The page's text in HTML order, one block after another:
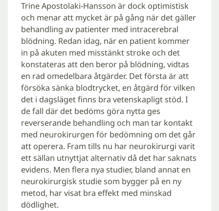
Trine Apostolaki-Hansson är dock optimistisk
och menar att mycket är på gång när det gäller
behandling av patienter med intracerebral
blödning. Redan idag, när en patient kommer
in på akuten med misstänkt stroke och det
konstateras att den beror på blödning, vidtas
en rad omedelbara åtgärder. Det första är att
försöka sänka blodtrycket, en åtgärd för vilken
det i dagsläget finns bra vetenskapligt stöd. I
de fall där det bedöms göra nytta ges
reverserande behandling och man tar kontakt
med neurokirurgen för bedömning om det går
att operera. Fram tills nu har neurokirurgi varit
ett sällan utnyttjat alternativ då det har saknats
evidens. Men flera nya studier, bland annat en
neurokirurgisk studie som bygger på en ny
metod, har visat bra effekt med minskad
dödlighet.